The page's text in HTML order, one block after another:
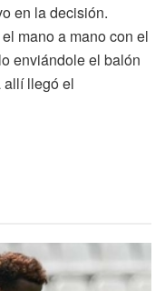
en la decisión.
mano a mano con el
enviándole el balón
allí llegó el